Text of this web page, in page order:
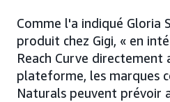
Comme l'a indiqué Gloria
produit chez Gigi, « en
Reach Curve directement
plateforme, les marques
Naturals peuvent prévoir